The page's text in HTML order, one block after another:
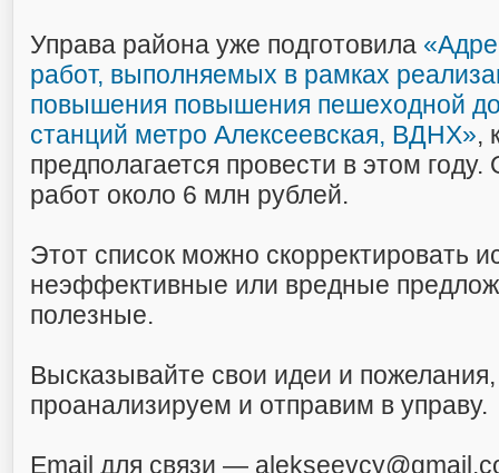
Управа района уже подготовила
работ, выполняемых в рамках
повышения повышения пешеходной
станций метро Алексеевская, ВДНХ»,
предполагается провести в этом
работ около 6 млн рублей.
Этот список можно скорректировать
неэффективные или вредные
полезные.
Высказывайте свои идеи и
проанализируем и отправим в управу.
Email для связи —